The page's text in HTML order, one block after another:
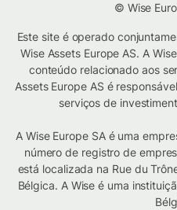
© Wise
Este site é operado
Wise Assets Europe AS. A
conteúdo relacionado aos
Assets Europe AS é
serviços de
A Wise Europe SA é uma
número de registro de
está localizada na Rue du
Bélgica. A Wise é uma